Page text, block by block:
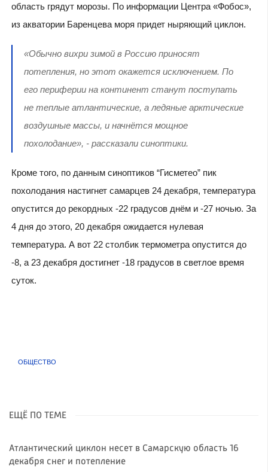
область грядут морозы. По информации Центра «Фобос»,
из акватории Баренцева моря придет ныряющий циклон.
«Обычно вихри зимой в Россию приносят
потепления, но этот окажется исключением. По
его периферии на континент станут поступать
не теплые атлантические, а ледяные арктические
воздушные массы, и начнётся мощное
похолодание», - рассказали синоптики.
Кроме того, по данным синоптиков “Гисметео” пик
похолодания настигнет самарцев 24 декабря, температура
опустится до рекордных -22 градусов днём и -27 ночью. За
4 дня до этого, 20 декабря ожидается нулевая
температура. А вот 22 столбик термометра опустится до
-8, а 23 декабря достигнет -18 градусов в светлое время
суток.
ОБЩЕСТВО
ЕЩЁ ПО ТЕМЕ
Атлантический циклон несет в Самарскую область 16
декабря снег и потепление